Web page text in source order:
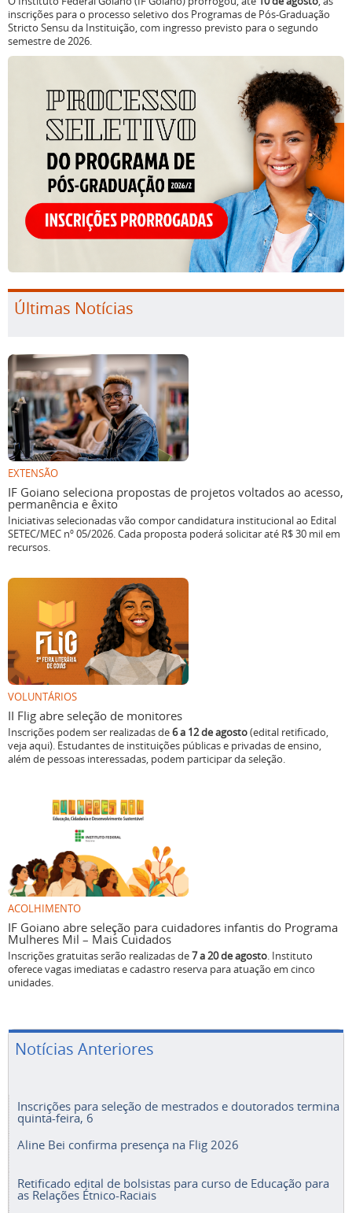
inscrições para o processo seletivo dos Programas de Pós-Graduação
Stricto Sensu da Instituição, com ingresso previsto para o segundo
semestre de 2026.
Últimas Notícias
EXTENSÃO
IF Goiano seleciona propostas de projetos voltados ao acesso,
permanência e êxito
Iniciativas selecionadas vão compor candidatura institucional ao Edital
SETEC/MEC nº 05/2026. Cada proposta poderá solicitar até R$ 30 mil em
recursos.
VOLUNTÁRIOS
II Flig abre seleção de monitores
Inscrições podem ser realizadas de6 a 12 de agosto(edital retificado,
veja aqui). Estudantes de instituições públicas e privadas de ensino,
além de pessoas interessadas, podem participar da seleção.
ACOLHIMENTO
IF Goiano abre seleção para cuidadores infantis do Programa
Mulheres Mil – Mais Cuidados
Inscrições gratuitas serão realizadas de7 a 20 de agosto. Instituto
oferece vagas imediatas e cadastro reserva para atuação em cinco
unidades.
Notícias Anteriores
Inscrições para seleção de mestrados e doutorados termina
quinta-feira, 6
Aline Bei confirma presença na Flig 2026
Retificado edital de bolsistas para curso de Educação para
as Relações Étnico-Raciais